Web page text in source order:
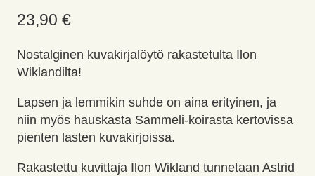
23,90 €
Nostalginen kuvakirjalöytö rakastetulta Ilon
Wiklandilta!
Lapsen ja lemmikin suhde on aina erityinen, ja
niin myös hauskasta Sammeli-koirasta kertovissa
pienten lasten kuvakirjoissa.
Rakastettu kuvittaja Ilon Wikland tunnetaan Astrid